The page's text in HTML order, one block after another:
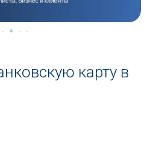
карту в